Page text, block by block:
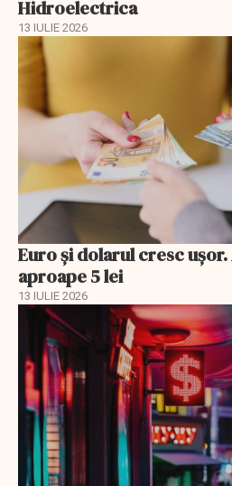
Hidroelectrica
13 IULIE 2026
Euro și dolarul cresc
aproape 5 lei
13 IULIE 2026